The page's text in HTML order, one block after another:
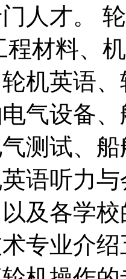
人才。
程材料、
机英语
气设备
测试、
语听力
及各学
专业介